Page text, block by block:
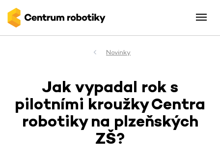
Novinky
Jak vypadal rok s
pilotními kroužky Centra
robotiky na plzeňských
ZŠ?